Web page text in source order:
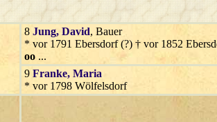
8 Jung, David, Bauer
* vor 1791 Ebersdorf (?) † vor 1852
oo ...
9 Franke, Maria
* vor 1798 Wölfelsdorf